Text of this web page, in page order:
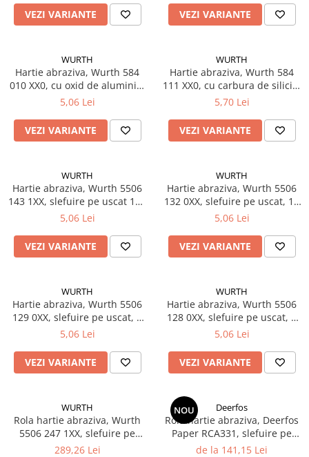
2.15 Detailing Auto
VEZI VARIANTE VEZI VARIANTE
WURTH
Hartie abraziva, Wurth 584
010 XX0, cu oxid de aluminiu,
slefuire pe umed 230 x 280
5,06 Lei
VEZI VARIANTE
WURTH
Hartie abraziva, Wurth 584
111 XX0, cu carbura de siliciu,
slefuire pe umed sau uscat
5,70 Lei
VEZI VARIANTE
WURTH
Hartie abraziva, Wurth 5506
143 1XX, slefuire pe uscat 115
x 280 mm
5,06 Lei
VEZI VARIANTE
WURTH
Hartie abraziva, Wurth 5506
132 0XX, slefuire pe uscat, 10
gauri, 115 x 230 mm
5,06 Lei
VEZI VARIANTE
WURTH
Hartie abraziva, Wurth 5506
129 0XX, slefuire pe uscat, 8
gauri, 70 x 198 mm
5,06 Lei
VEZI VARIANTE
WURTH
Hartie abraziva, Wurth 5506
128 0XX, slefuire pe uscat, 8
gauri, 70 x 125 mm
5,06 Lei
VEZI VARIANTE
WURTH
Rola hartie abraziva, Wurth
5506 247 1XX, slefuire pe
uscat, 115 mm x 25/50 m
289,26 Lei
NOU Deerfos
Rola hartie abraziva, Deerfos
Paper RCA331, slefuire pe
uscat, dimensiune 70 mm X
de la 141,15 Lei